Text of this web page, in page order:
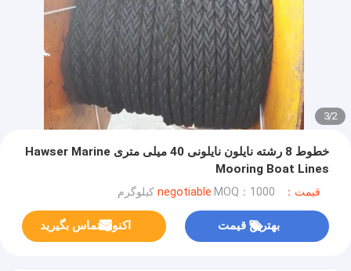
2
/
3
خطوط 8 رشته نایلون نایلونی 40 میلی متری Hawser Marine
Mooring Boat Lines
قیمت：negotiable MOQ：1000 کیلوگرم
بهترین قیمت اکنون تماس بگیرید